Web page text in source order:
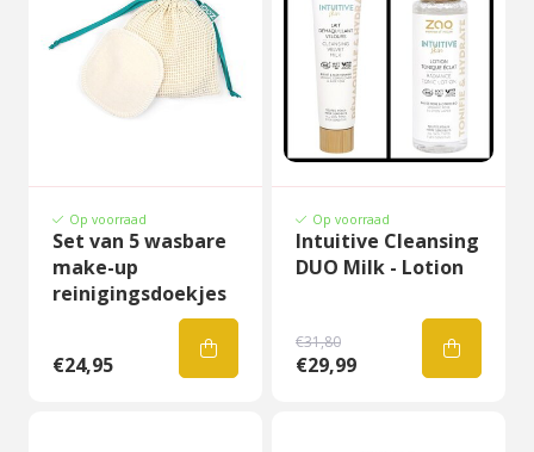
Op voorraad
Set van 5 wasbare
make-up
reinigingsdoekjes
€24,95
Op voorraad
Intuitive Cleansing
DUO Milk - Lotion
€31,80
€29,99